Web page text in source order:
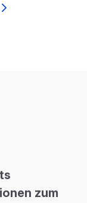
zum